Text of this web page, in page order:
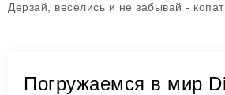
Дерзай, веселись и не забывай -
Погружаемся в мир